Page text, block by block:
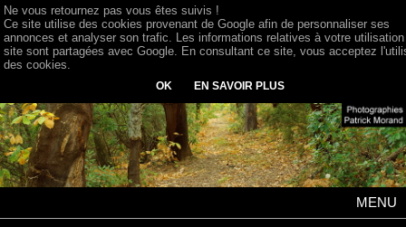
MENU
Ne vous retournez pas vous êtes suivis !
Ce site utilise des cookies provenant de Google afin de personnaliser ses
annonces et analyser son trafic. Les informations relatives à votre
site sont partagées avec Google. En consultant ce site, vous acceptez
des cookies.
OK EN SAVOIR PLUS